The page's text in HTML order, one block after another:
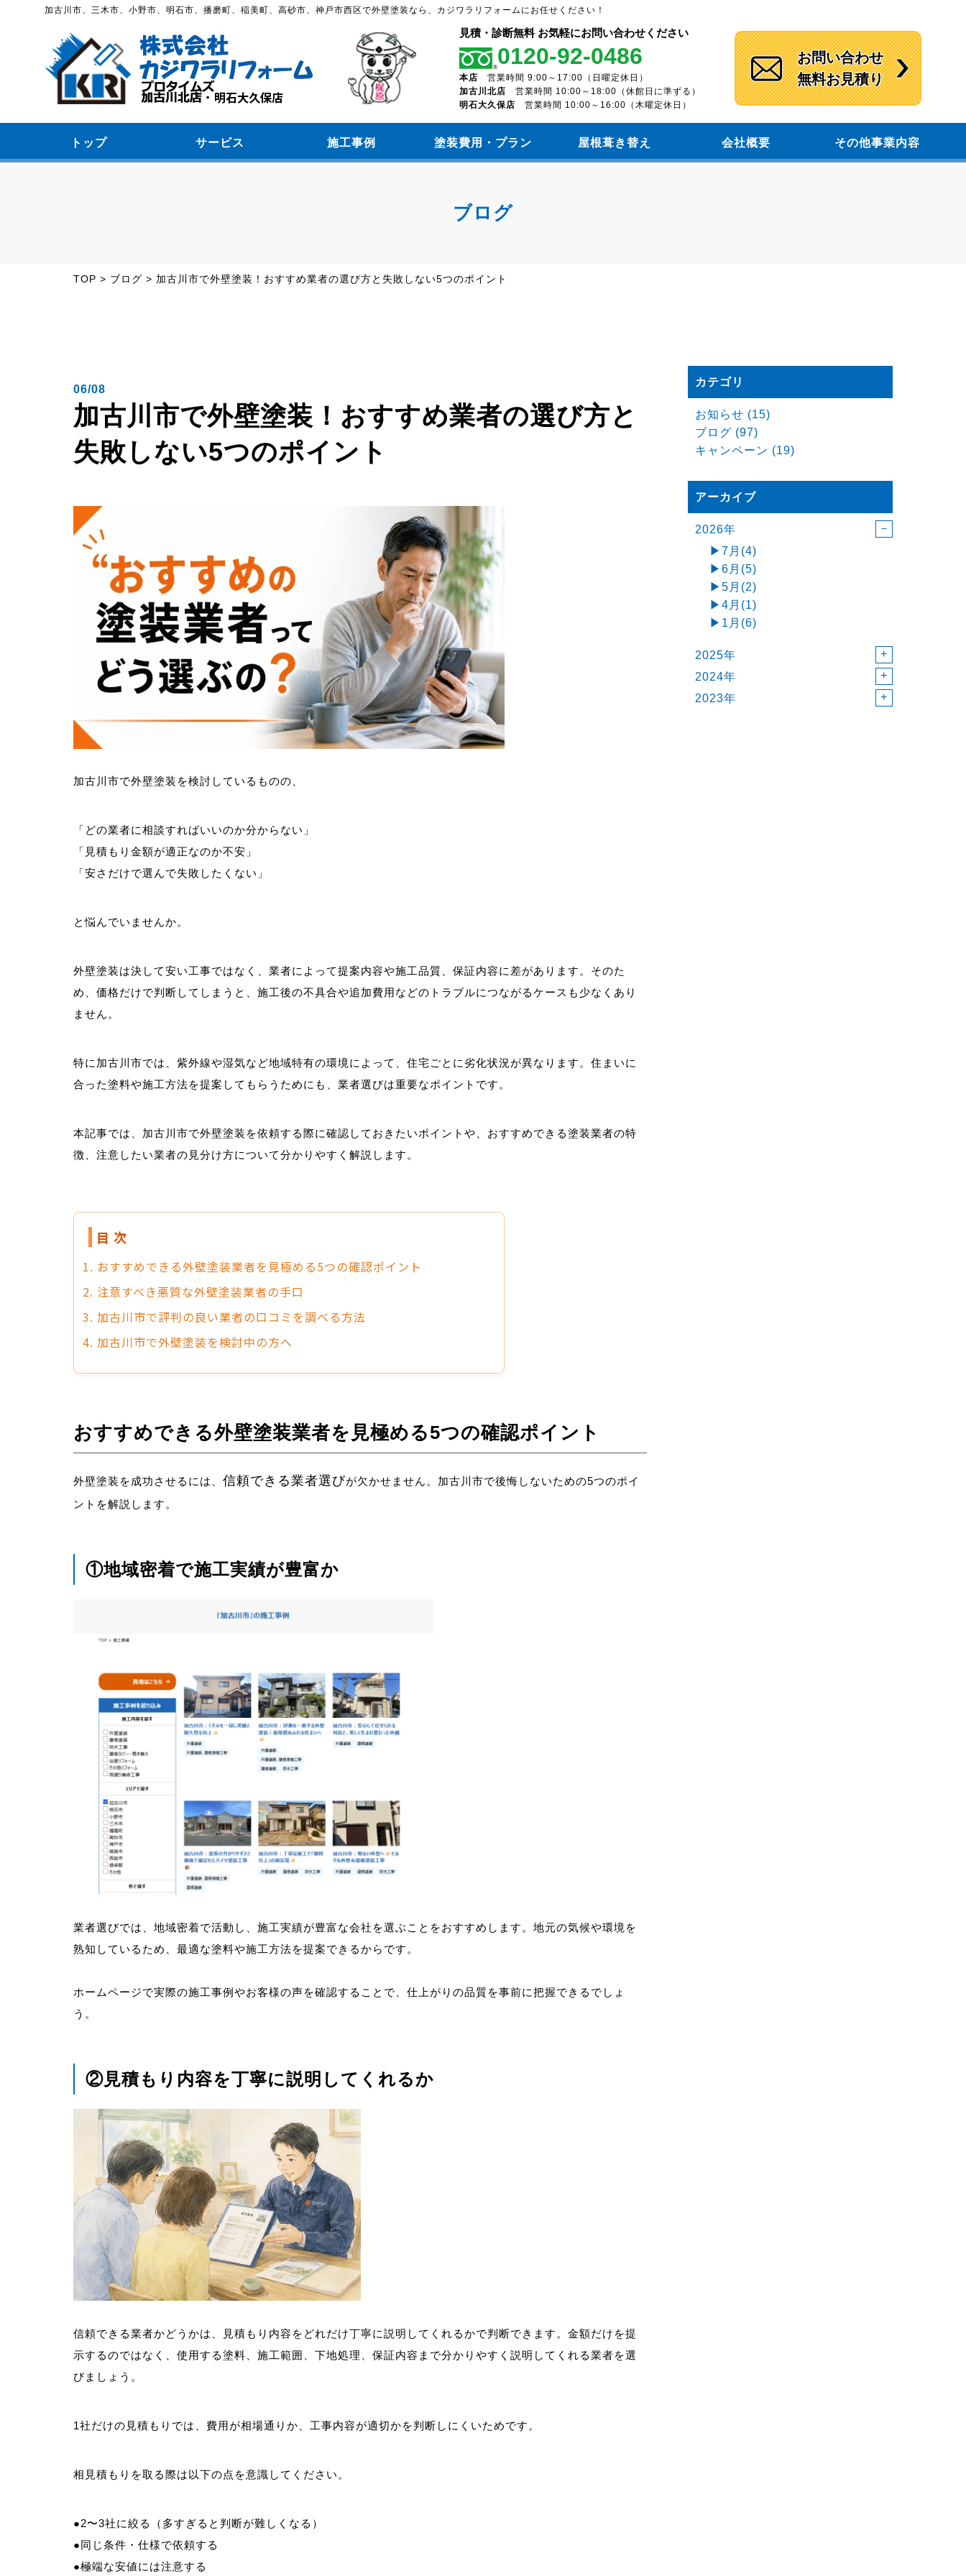
加古川市、三木市、小野市、明石市、播磨町、稲美町、高砂市、神戸市西区で外壁塗装なら、カジワラリフォームにお任せください！
見積・診断無料 お気軽にお問い合わせください
0120-92-0486
本店 営業時間 9:00～17:00（日曜定休日）
加古川北店 営業時間 10:00～18:00（休館日に準ずる）
明石大久保店 営業時間 10:00～16:00（木曜定休日）
お問い合わせ
無料お見積り
トップ サービス 施工事例 塗装費用・プラン 屋根葺き替え 会社概要 その他事業内容
ブログ
TOP > ブログ > 加古川市で外壁塗装！おすすめ業者の選び方と失敗しない5つのポイント
06/08
加古川市で外壁塗装！おすすめ業者の選び方と
失敗しない5つのポイント
加古川市で外壁塗装を検討しているものの、
「どの業者に相談すればいいのか分からない」
「見積もり金額が適正なのか不安」
「安さだけで選んで失敗したくない」
と悩んでいませんか。
外壁塗装は決して安い工事ではなく、業者によって提案内容や施工品質、保証内容に差があります。そのた
め、価格だけで判断してしまうと、施工後の不具合や追加費用などのトラブルにつながるケースも少なくあり
ません。
特に加古川市では、紫外線や湿気など地域特有の環境によって、住宅ごとに劣化状況が異なります。住まいに
合った塗料や施工方法を提案してもらうためにも、業者選びは重要なポイントです。
本記事では、加古川市で外壁塗装を依頼する際に確認しておきたいポイントや、おすすめできる塗装業者の特
徴、注意したい業者の見分け方について分かりやすく解説します。
目 次
1. おすすめできる外壁塗装業者を見極める5つの確認ポイント
2. 注意すべき悪質な外壁塗装業者の手口
3. 加古川市で評判の良い業者の口コミを調べる方法
4. 加古川市で外壁塗装を検討中の方へ
おすすめできる外壁塗装業者を見極める5つの確認ポイント
外壁塗装を成功させるには、 信頼できる業者選びが欠かせません。加古川市で後悔しないための5つのポイ
ントを解説します。
①地域密着で施工実績が豊富か
業者選びでは、地域密着で活動し、施工実績が豊富な会社を選ぶことをおすすめします。地元の気候や環境を
熟知しているため、最適な塗料や施工方法を提案できるからです。
ホームページで実際の施工事例やお客様の声を確認することで、仕上がりの品質を事前に把握できるでしょ
う。
②見積もり内容を丁寧に説明してくれるか
信頼できる業者かどうかは、見積もり内容をどれだけ丁寧に説明してくれるかで判断できます。金額だけを提
示するのではなく、使用する塗料、施工範囲、下地処理、保証内容まで分かりやすく説明してくれる業者を選
びましょう。
1社だけの見積もりでは、費用が相場通りか、工事内容が適切かを判断しにくいためです。
相見積もりを取る際は以下の点を意識してください。
●2〜3社に絞る（多すぎると判断が難しくなる）
●同じ条件・仕様で依頼する
●極端な安値には注意する
カテゴリ
お知らせ (15)
ブログ (97)
キャンペーン (19)
アーカイブ
2026年
7月(4)
6月(5)
5月(2)
4月(1)
1月(6)
2025年
2024年
2023年